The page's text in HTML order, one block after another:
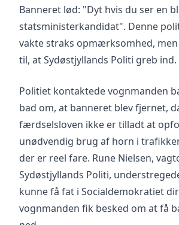
Banneret lød: "Dyt hvis du ser en
statsministerkandidat". Denne
vakte straks opmærksomhed,
til, at Sydøstjyllands Politi greb ind.
Politiet kontaktede vognmanden
bad om, at banneret blev fjernet,
færdselsloven ikke er tilladt at
unødvendig brug af horn i
der er reel fare. Rune Nielsen,
Sydøstjyllands Politi,
kunne få fat i Socialdemokratiet
vognmanden fik besked om at få